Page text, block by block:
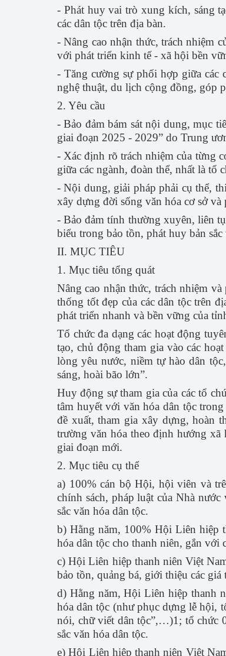
đạo
- Phát huy vai trò xung kích, sáng
các dân tộc trên địa bàn.
- Nâng cao nhận thức, trách nhiệm
với phát triển kinh tế - xã hội bền
- Tăng cường sự phối hợp giữa các
nghệ thuật, du lịch cộng đồng, góp
2. Yêu cầu
- Bảo đảm bám sát nội dung, mục
giai đoạn 2025 - 2029” do Trung
- Xác định rõ trách nhiệm của từng
giữa các ngành, đoàn thể, nhất là tổ
- Nội dung, giải pháp phải cụ thể,
xây dựng đời sống văn hóa cơ sở
- Bảo đảm tính thường xuyên, liên
biểu trong bảo tồn, phát huy bản sắc
II. MỤC TIÊU
1. Mục tiêu tổng quát
Nâng cao nhận thức, trách nhiệm
thống tốt đẹp của các dân tộc trên
phát triển nhanh và bền vững của
Tổ chức đa dạng các hoạt động
tạo, chủ động tham gia vào các
lòng yêu nước, niềm tự hào dân
sáng, hoài bão lớn”.
Huy động sự tham gia của các tổ
tâm huyết với văn hóa dân tộc
đề xuất, tham gia xây dựng, hoàn
trường văn hóa theo định hướng
giai đoạn mới.
2. Mục tiêu cụ thể
a) 100% cán bộ Hội, hội viên và
chính sách, pháp luật của Nhà
sắc văn hóa dân tộc.
b) Hằng năm, 100% Hội Liên hiệp
hóa dân tộc cho thanh niên, gắn với
c) Hội Liên hiệp thanh niên Việt
bảo tồn, quảng bá, giới thiệu các
d) Hằng năm, Hội Liên hiệp thanh
hóa dân tộc (như phục dựng lễ hội,
nói, chữ viết dân tộc”,…)1; tổ chức
sắc văn hóa dân tộc.
e) Hội Liên hiệp thanh niên Việt